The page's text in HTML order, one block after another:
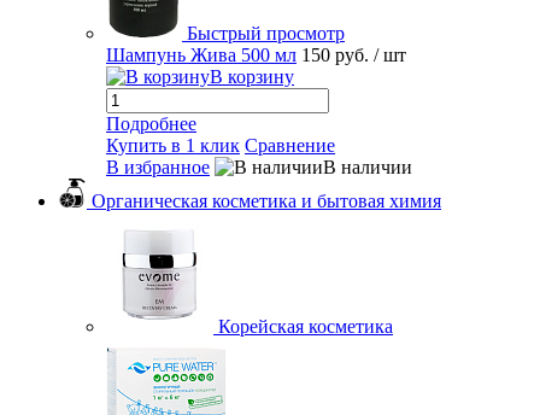
Быстрый просмотр
Шампунь Жива 500 мл 150 руб. / шт
В корзину
Подробнее
Купить в 1 клик Сравнение
В избранное
В наличии
Органическая косметика и бытовая химия
Корейская косметика